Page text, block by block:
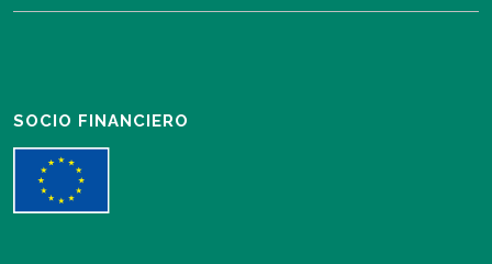
SOCIO FINANCIERO